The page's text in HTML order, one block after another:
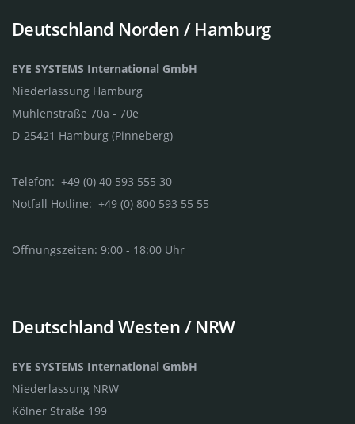
Deutschland Norden / Hamburg
EYE SYSTEMS International GmbH
Niederlassung Hamburg
Mühlenstraße 70a - 70e
D-25421 Hamburg (Pinneberg)
Telefon: +49 (0) 40 593 555 30
Notfall Hotline: +49 (0) 800 593 55 55
Öffnungszeiten: 9:00 - 18:00 Uhr
Deutschland Westen / NRW
EYE SYSTEMS International GmbH
Niederlassung NRW
Kölner Straße 199